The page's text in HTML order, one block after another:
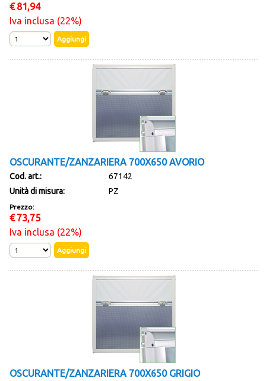
€ 81,94
Iva inclusa (22%)
OSCURANTE/ZANZARIERA 700X650 AVORIO
Cod. art.:
67142
Unità di misura:
PZ
Prezzo:
€ 73,75
Iva inclusa (22%)
OSCURANTE/ZANZARIERA 700X650 GRIGIO